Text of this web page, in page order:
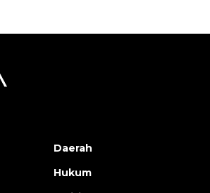
Daerah
Hukum